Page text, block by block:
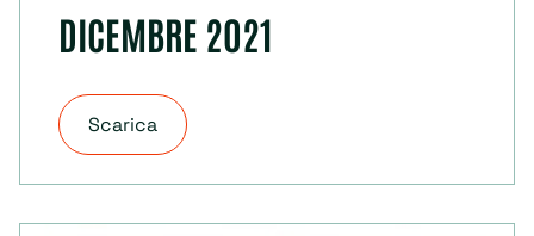
DICEMBRE 2021
Scarica